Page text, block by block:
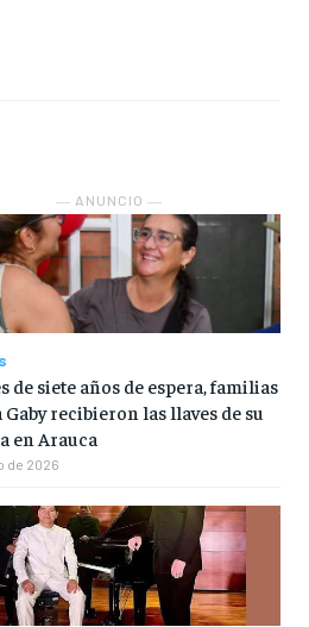
― ANUNCIO ―
de siete años de espera, familias
Gaby recibieron las llaves de su
en Arauca
de 2026